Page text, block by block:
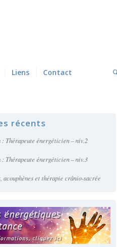
Liens Contact
récents
: Thérapeute énergéticien – niv.2
: Thérapeute énergéticien – niv.3
acouphènes et thérapie crânio-sacrée